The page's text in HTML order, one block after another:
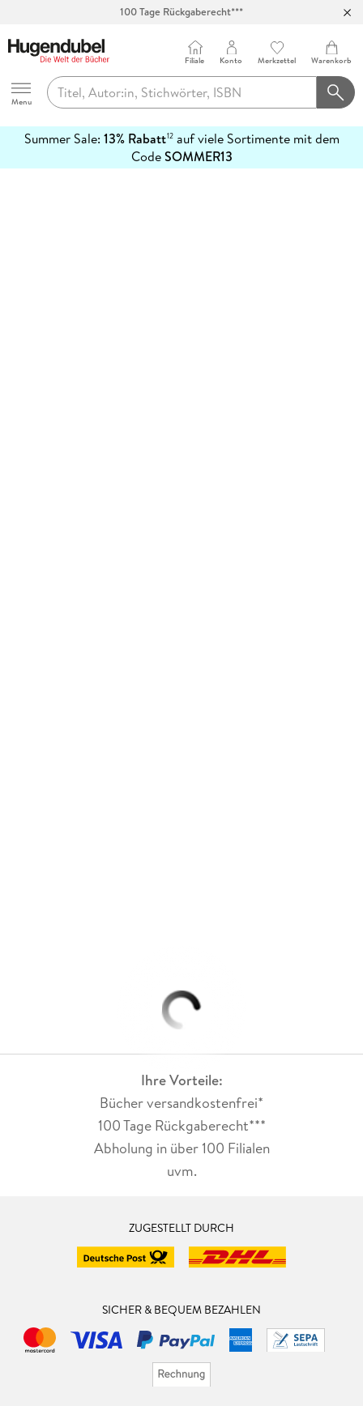
100 Tage Rückgaberecht***
Hugendubel
Menu
Filiale Konto Merkzettel Warenkorb
Summer Sale: 13% Rabatt12auf viele Sortimente mit dem
CodeSOMMER13
erfahren
Ihre Vorteile:
Bücher versandkostenfrei*
100 Tage Rückgaberecht***
Abholung in über 100 Filialen
uvm.
ZUGESTELLT DURCH
SICHER & BEQUEM BEZAHLEN